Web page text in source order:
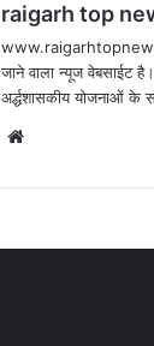
raigarh top
जाने वाला न्यूज वेबसाईट
अर्द्धशासकीय योजनाओं के